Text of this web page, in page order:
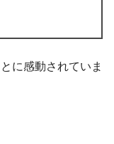
に感動されていま